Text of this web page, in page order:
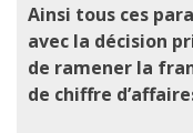
Ainsi tous ces
avec la décision
de ramener la
de chiffre